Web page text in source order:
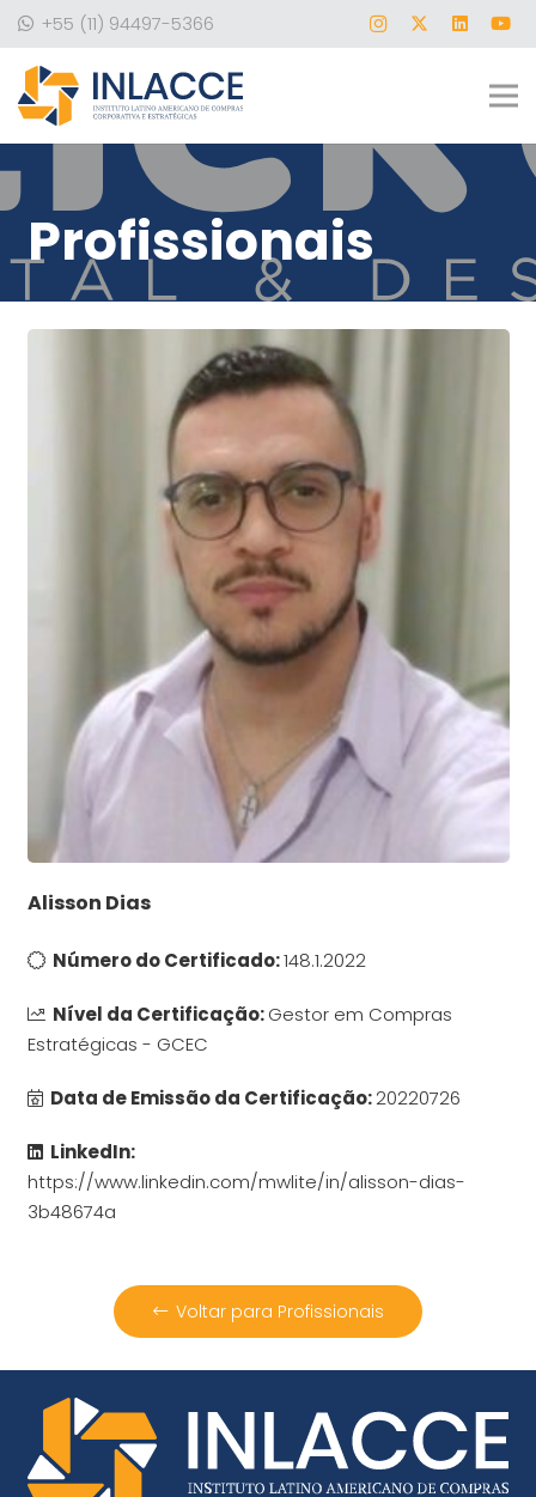
+55 (11) 94497-5366
Profissionais
Alisson Dias
Número do Certificado:148.1.2022
Nível da Certificação:Gestor em Compras
Estratégicas - GCEC
Data de Emissão da Certificação:20220726
LinkedIn:
https://www.linkedin.com/mwlite/in/alisson-dias-
3b48674a
Voltar para Profissionais